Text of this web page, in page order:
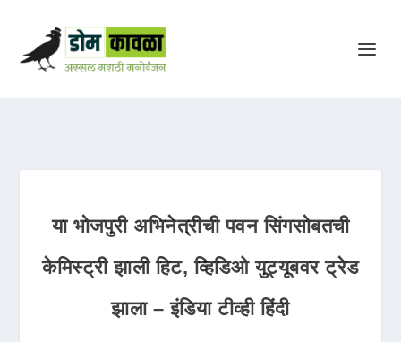
या भोजपुरी अभिनेत्रीची पवन सिंगसोबतची
केमिस्ट्री झाली हिट, व्हिडिओ युट्यूबवर ट्रेड
झाला – इंडिया टीव्ही हिंदी